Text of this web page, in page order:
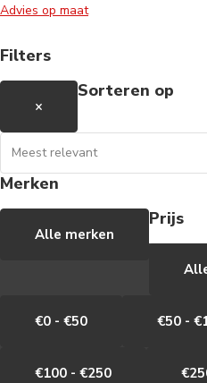
Advies op maat
Filters
×
Sorteren op
Merken
Alle merken
Prijs
€0 - €50 €50 -
€100 - €250